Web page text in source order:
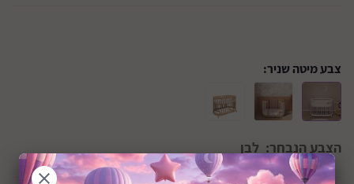
צבע מיטה שניר:
הצבע הנבחר: לבן